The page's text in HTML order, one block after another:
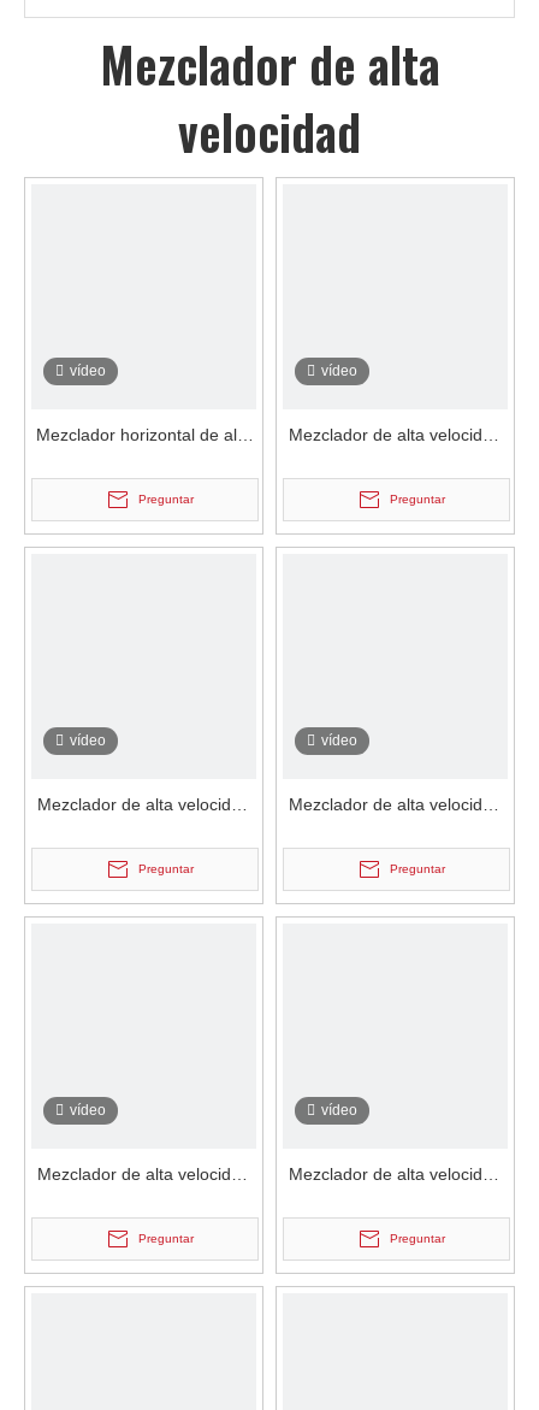
Mezclador de alta
velocidad
vídeo
Mezclador horizontal de alta
en polvo con recubrimiento
en polvo
Preguntar
vídeo
Mezclador de alta velocidad
pintura en polvo vertical
Preguntar
vídeo
Mezclador de alta velocidad
con recubrimiento en polvo
de eje triple
Preguntar
vídeo
Mezclador de alta velocidad
pintura en polvo de doble eje
Preguntar
vídeo
Mezclador de alta velocidad
con recubrimiento en polvo
de doble eje
Preguntar
vídeo
Mezclador de alta velocidad
de pintura en polvo de eje
triple
Preguntar